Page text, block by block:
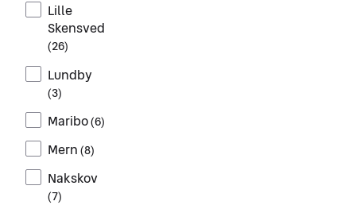
Lille
Skensved
(26)
Lundby
(3)
Maribo(6)
Mern (8)
Nakskov
(7)